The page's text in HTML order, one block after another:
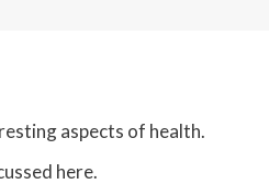
aspects of health.
here.